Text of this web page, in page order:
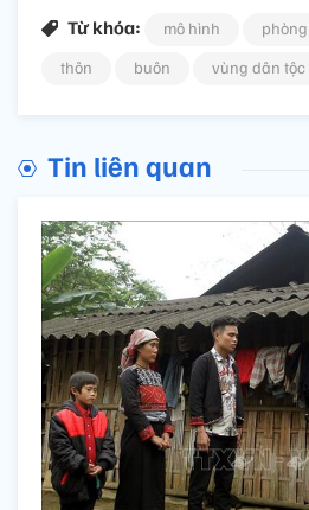
Từ khóa: mô hình phòng
thôn
buôn vùng dân tộc
Tin liên quan